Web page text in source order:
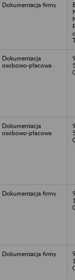
Dokumentacja firmy
Dokumentacja
osobowo-płacowa
Dokumentacja
osobowo-płacowa
Dokumentacja firmy
Dokumentacja firmy